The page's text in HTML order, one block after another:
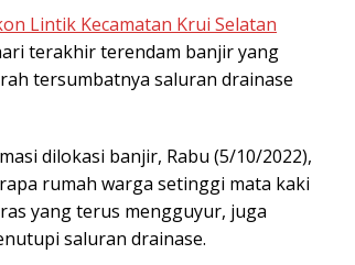
Lintik Kecamatan Krui Selatan
terakhir terendam banjir yang
tersumbatnya saluran drainase
dilokasi banjir, Rabu (5/10/2022),
rumah warga setinggi mata kaki
yang terus mengguyur, juga
saluran drainase.